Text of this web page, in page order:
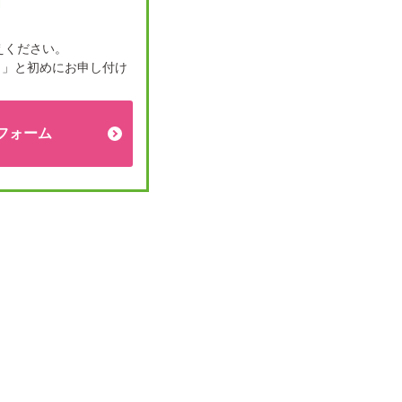
ださい。
と初めにお申し付け
ォーム